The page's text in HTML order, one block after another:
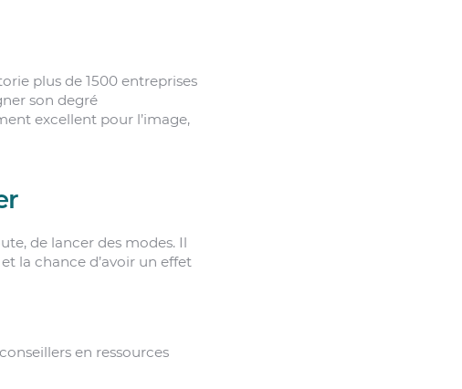
plus de 1500 entreprises
son degré
excellent pour l’image,
de lancer des modes. Il
la chance d’avoir un effet
en ressources